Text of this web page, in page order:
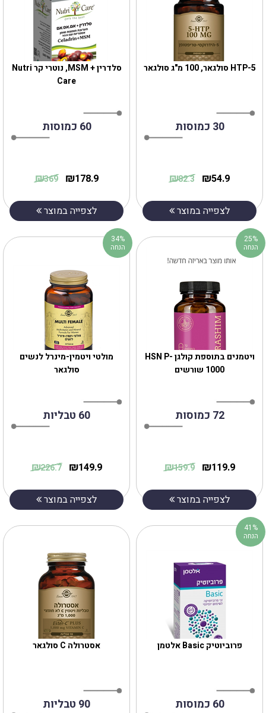
סלדרין + MSM, נוטרי קר Nutri
Care
60 כמוסות
178.9
₪
369
₪
לצפייה במוצר
5-HTP סולגאר, 100 מ"ג סולגאר
30 כמוסות
54.9
₪
82.3
₪
לצפייה במוצר
מולטי ויטמין-מינרל לנשים
סולגאר
60 טבליות
149.9
₪
226.7
₪
לצפייה במוצר
34%
הנחה
ויטמנים בתוספת קולגן HSN P-
1000 שורשים
72 כמוסות
119.9
₪
159.9
₪
לצפייה במוצר
25%
הנחה
אסטרולה C סולגאר
90 טבליות
פרוביוטיק Basic אלטמן
60 כמוסות
41%
הנחה